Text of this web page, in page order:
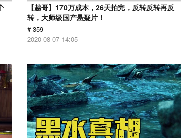
【越哥】170万成本，26天拍完，反转反转再反
转，大师级国产悬疑片！
# 359
2020-08-07 14:05